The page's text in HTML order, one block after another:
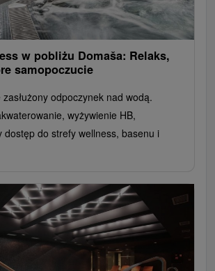
w pobliżu Domaša: Relaks,
samopoczucie
odpoczynek nad wodą.
wyżywienie HB,
dostęp do strefy wellness, basenu i